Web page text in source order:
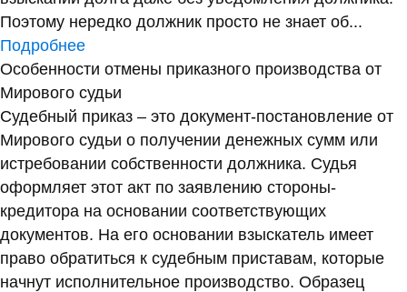
Поэтому нередко должник просто не знает об...
Подробнее
Особенности отмены приказного производства от
Мирового судьи
Судебный приказ – это документ-постановление от
Мирового судьи о получении денежных сумм или
истребовании собственности должника. Судья
оформляет этот акт по заявлению стороны-
кредитора на основании соответствующих
документов. На его основании взыскатель имеет
право обратиться к судебным приставам, которые
начнут исполнительное производство. Образец